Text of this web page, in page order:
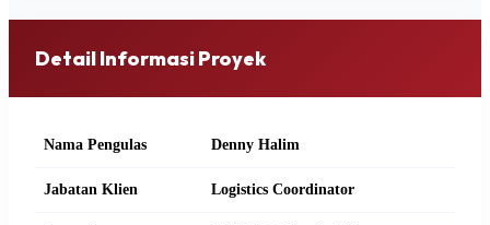
Detail Informasi Proyek
Nama Pengulas Denny Halim
Jabatan Klien Logistics Coordinator